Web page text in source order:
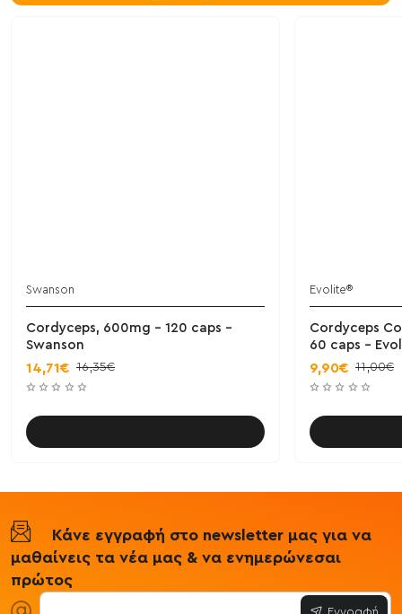
Swanson
Cordyceps, 600mg - 120 caps -
Swanson
14,71€ 16,35€
Evolite®
Cordyceps
60 caps -
9,90€ 11,00€
Κάνε εγγραφή στο newsletter μας για να
μαθαίνεις τα νέα μας & να ενημερώνεσαι
πρώτος
Εγγραφή